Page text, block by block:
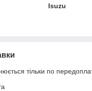
Isuzu
тільки по